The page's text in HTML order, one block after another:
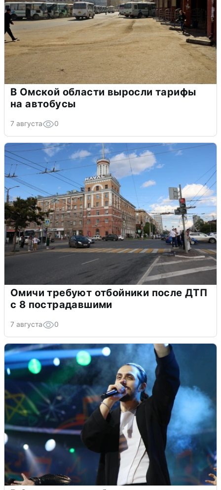
В Омской области выросли тарифы
на автобусы
7 августа 0
Омичи требуют отбойники после ДТП
с 8 пострадавшими
7 августа 0